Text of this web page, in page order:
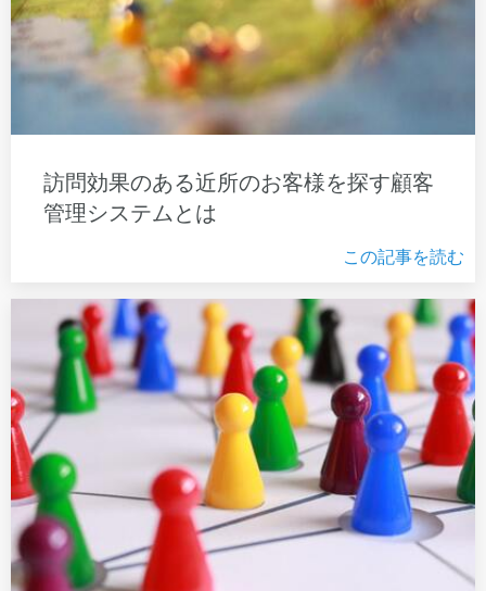
訪問効果のある近所のお客様を探す顧客
管理システムとは
この記事を読む